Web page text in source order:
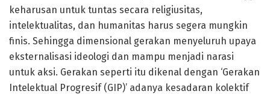
keharusan untuk tuntas secara religiusitas,
intelektualitas, dan humanitas harus segera mungkin
finis. Sehingga dimensional gerakan menyeluruh upaya
eksternalisasi ideologi dan mampu menjadi narasi
untuk aksi. Gerakan seperti itu dikenal dengan ‘Gerakan
Intelektual Progresif (GIP)’ adanya kesadaran kolektif